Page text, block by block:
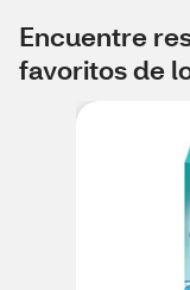
Encuentre
favoritos de